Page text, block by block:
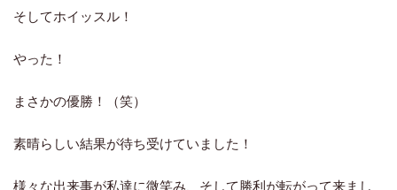
そしてホイッスル！
やった！
まさかの優勝！（笑）
素晴らしい結果が待ち受けていました！
様々な出来事が私達に微笑み、そして勝利が転がって来まし